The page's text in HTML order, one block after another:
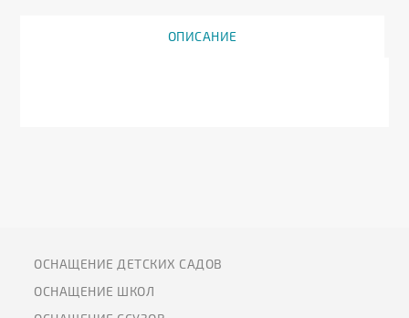
ОПИСАНИЕ
ОСНАЩЕНИЕ ДЕТСКИХ САДОВ
ОСНАЩЕНИЕ ШКОЛ